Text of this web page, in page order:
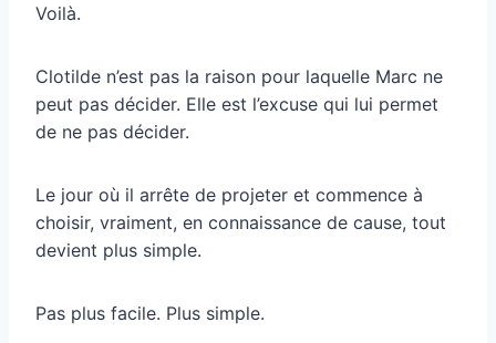
Voilà.
Clotilde n’est pas la raison pour laquelle Marc ne
peut pas décider. Elle est l’excuse qui lui permet
de ne pas décider.
Le jour où il arrête de projeter et commence à
choisir, vraiment, en connaissance de cause, tout
devient plus simple.
Pas plus facile. Plus simple.